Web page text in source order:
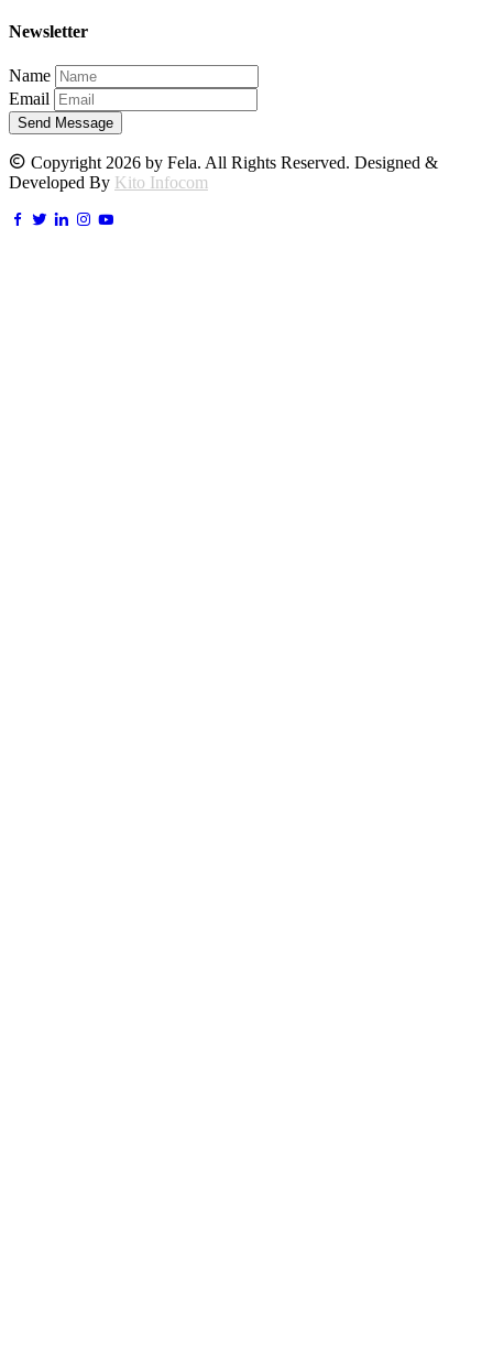
Newsletter
Name
Email
Send Message
Copyright 2026 by Fela. All Rights Reserved. Designed &
Developed By Kito Infocom